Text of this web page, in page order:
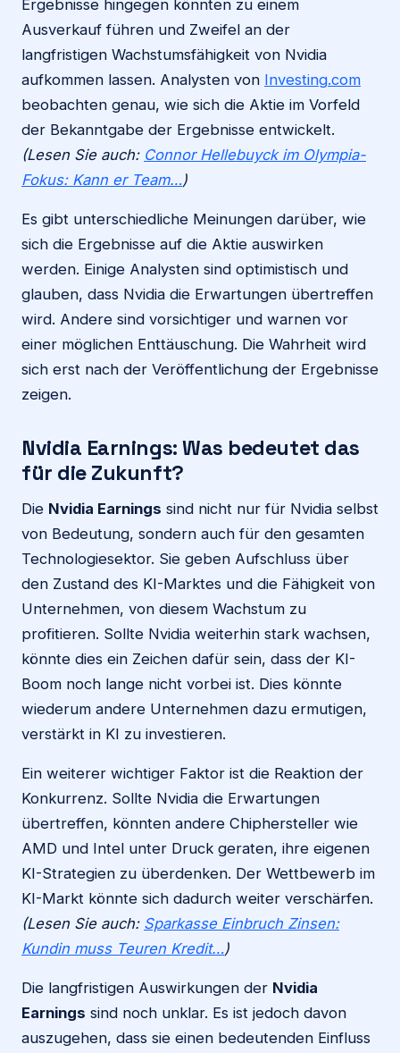
Ergebnisse hingegen könnten zu einem
Ausverkauf führen und Zweifel an der
langfristigen Wachstumsfähigkeit von Nvidia
aufkommen lassen. Analysten von Investing.com
beobachten genau, wie sich die Aktie im Vorfeld
der Bekanntgabe der Ergebnisse entwickelt.
(Lesen Sie auch: Connor Hellebuyck im Olympia-
Fokus: Kann er Team…)
Es gibt unterschiedliche Meinungen darüber, wie
sich die Ergebnisse auf die Aktie auswirken
werden. Einige Analysten sind optimistisch und
glauben, dass Nvidia die Erwartungen übertreffen
wird. Andere sind vorsichtiger und warnen vor
einer möglichen Enttäuschung. Die Wahrheit wird
sich erst nach der Veröffentlichung der Ergebnisse
zeigen.
Nvidia Earnings: Was bedeutet das
für die Zukunft?
Die Nvidia Earnings sind nicht nur für Nvidia selbst
von Bedeutung, sondern auch für den gesamten
Technologiesektor. Sie geben Aufschluss über
den Zustand des KI-Marktes und die Fähigkeit von
Unternehmen, von diesem Wachstum zu
profitieren. Sollte Nvidia weiterhin stark wachsen,
könnte dies ein Zeichen dafür sein, dass der KI-
Boom noch lange nicht vorbei ist. Dies könnte
wiederum andere Unternehmen dazu ermutigen,
verstärkt in KI zu investieren.
Ein weiterer wichtiger Faktor ist die Reaktion der
Konkurrenz. Sollte Nvidia die Erwartungen
übertreffen, könnten andere Chiphersteller wie
AMD und Intel unter Druck geraten, ihre eigenen
KI-Strategien zu überdenken. Der Wettbewerb im
KI-Markt könnte sich dadurch weiter verschärfen.
(Lesen Sie auch: Sparkasse Einbruch Zinsen:
Kundin muss Teuren Kredit…)
Die langfristigen Auswirkungen der Nvidia
Earnings sind noch unklar. Es ist jedoch davon
auszugehen, dass sie einen bedeutenden Einfluss